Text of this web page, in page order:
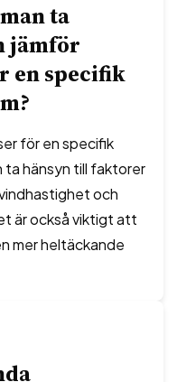
ta
jämför
en specifik
för en specifik
ta hänsyn till faktorer
och
är också viktigt att
mer heltäckande